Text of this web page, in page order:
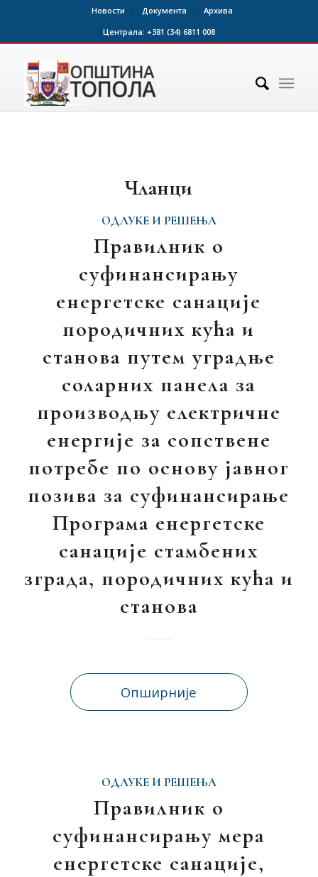
Новости Документа
Архива
Централа: +381 (34) 6811 008
Чланци
ОДЛУКЕ И РЕШЕЊА
Правилник о
суфинансирању
енергетске санације
породичних кућа и
станова путем уградње
соларних панела за
производњу електричне
енергије за сопствене
потребе по основу јавног
позива за суфинансирање
Програма енергетске
санације стамбених
зграда, породичних кућа и
станова
Опширније
ОДЛУКЕ И РЕШЕЊА
Правилник о
суфинансирању мера
енергетске санације,